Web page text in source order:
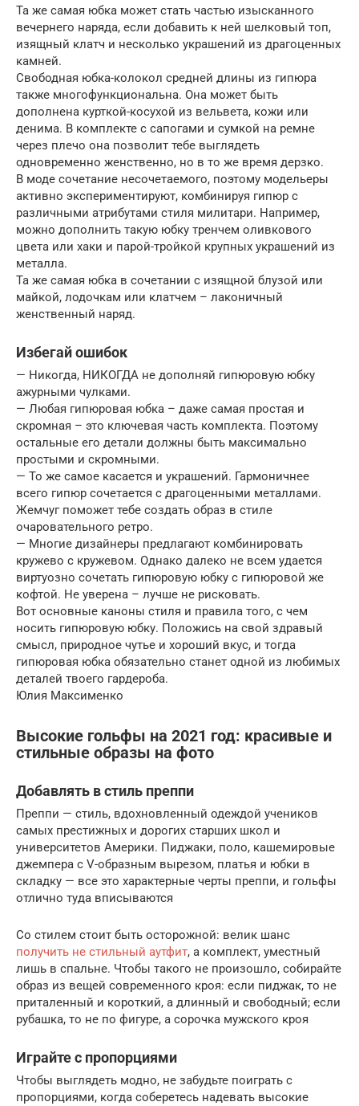
Та же самая юбка может стать частью изысканного
вечернего наряда, если добавить к ней шелковый топ,
изящный клатч и несколько украшений из драгоценных
камней.
Свободная юбка-колокол средней длины из гипюра
также многофункциональна. Она может быть
дополнена курткой-косухой из вельвета, кожи или
денима. В комплекте с сапогами и сумкой на ремне
через плечо она позволит тебе выглядеть
одновременно женственно, но в то же время дерзко.
В моде сочетание несочетаемого, поэтому модельеры
активно экспериментируют, комбинируя гипюр с
различными атрибутами стиля милитари. Например,
можно дополнить такую юбку тренчем оливкового
цвета или хаки и парой-тройкой крупных украшений из
металла.
Та же самая юбка в сочетании с изящной блузой или
майкой, лодочкам или клатчем – лаконичный
женственный наряд.
Избегай ошибок
— Никогда, НИКОГДА не дополняй гипюровую юбку
ажурными чулками.
— Любая гипюровая юбка – даже самая простая и
скромная – это ключевая часть комплекта. Поэтому
остальные его детали должны быть максимально
простыми и скромными.
— То же самое касается и украшений. Гармоничнее
всего гипюр сочетается с драгоценными металлами.
Жемчуг поможет тебе создать образ в стиле
очаровательного ретро.
— Многие дизайнеры предлагают комбинировать
кружево с кружевом. Однако далеко не всем удается
виртуозно сочетать гипюровую юбку с гипюровой же
кофтой. Не уверена – лучше не рисковать.
Вот основные каноны стиля и правила того, с чем
носить гипюровую юбку. Положись на свой здравый
смысл, природное чутье и хороший вкус, и тогда
гипюровая юбка обязательно станет одной из любимых
деталей твоего гардероба.
Юлия Максименко
Высокие гольфы на 2021 год: красивые и
стильные образы на фото
Добавлять в стиль преппи
Преппи — стиль, вдохновленный одеждой учеников
самых престижных и дорогих старших школ и
университетов Америки. Пиджаки, поло, кашемировые
джемпера с V-образным вырезом, платья и юбки в
складку — все это характерные черты преппи, и гольфы
отлично туда вписываются
Со стилем стоит быть осторожной: велик шанс
получить не стильный аутфит, а комплект, уместный
лишь в спальне. Чтобы такого не произошло, собирайте
образ из вещей современного кроя: если пиджак, то не
приталенный и короткий, а длинный и свободный; если
рубашка, то не по фигуре, а сорочка мужского кроя
Играйте с пропорциями
Чтобы выглядеть модно, не забудьте поиграть с
пропорциями, когда соберетесь надевать высокие